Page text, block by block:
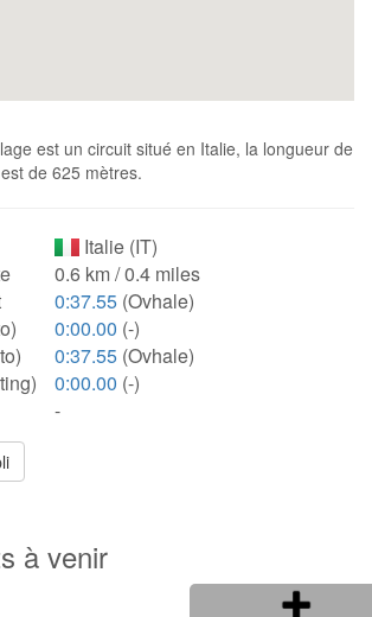
est un circuit situé en Italie, la longueur de
de 625 mètres.
Italie (IT)
0.6 km / 0.4 miles
0:37.55 (Ovhale)
0:00.00 (-)
0:37.55 (Ovhale)
0:00.00 (-)
-
à venir